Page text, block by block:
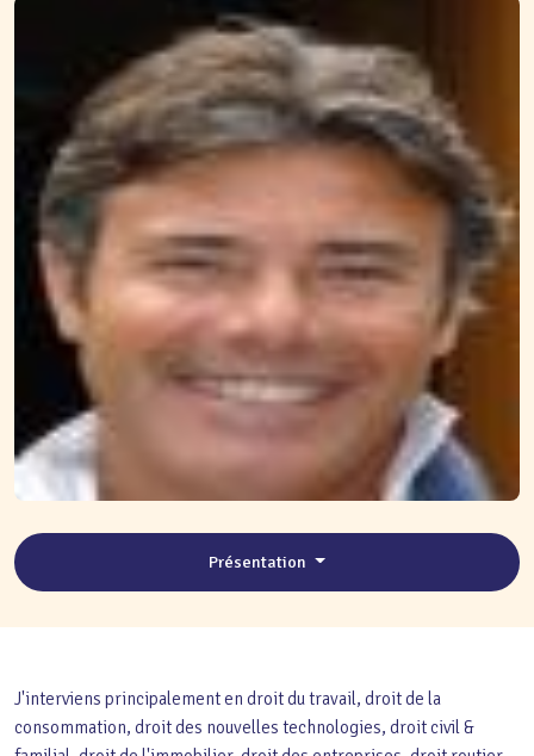
Présentation
J'interviens principalement en droit du travail, droit de la
consommation, droit des nouvelles technologies, droit civil &